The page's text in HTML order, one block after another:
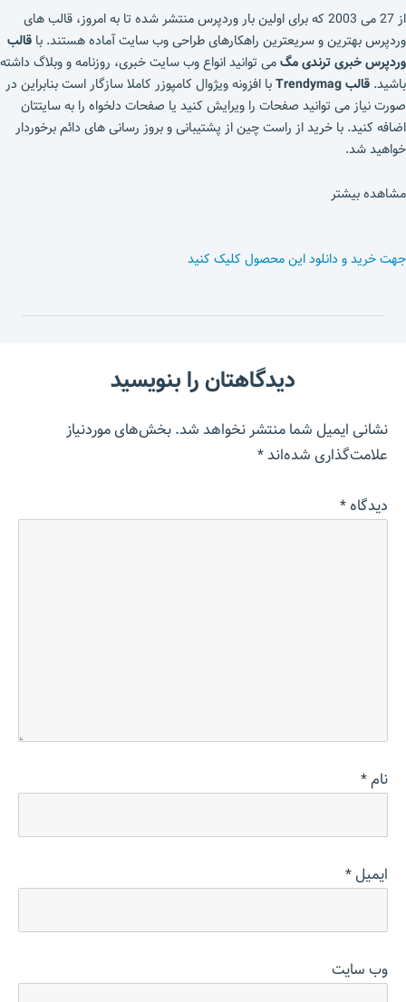
از 27 می 2003 که برای اولین بار وردپرس منتشر شده تا به امروز، قالب های
وردپرس بهترین و سریعترین راهکارهای طراحی وب سایت آماده هستند. با قالب
وردپرس خبری ترندی مگمی توانید انواع وب سایت خبری، روزنامه و وبلاگ داشته
باشید. قالب Trendymag
با افزونه ویژوال کامپوزر کاملا سازگار است بنابراین در
صورت نیاز می توانید صفحات را ویرایش کنید یا صفحات دلخواه را به سایتتان
اضافه کنید. با خرید از راست چین از پشتیبانی و بروز رسانی های دائم برخوردار
خواهید شد.
مشاهده بیشتر
جهت خرید و دانلود این محصول کلیک کنید
دیدگاهتان را بنویسید
نشانی ایمیل شما منتشر نخواهد شد.بخش‌های موردنیاز
علامت‌گذاری شده‌اند*
دیدگاه*
نام*
ایمیل*
وب‌ سایت